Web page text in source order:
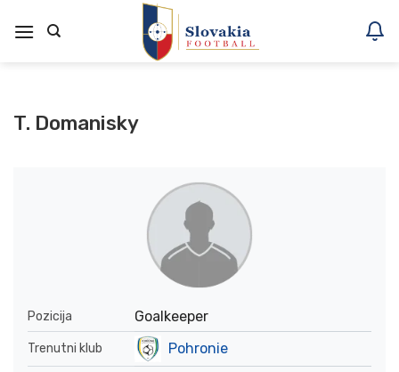
na
T. Domanisky
Pozicija Goalkeeper
Trenutni klub Pohronie